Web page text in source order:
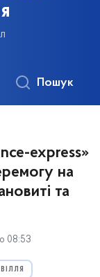
Пошук
express»
на
та
о 08:53